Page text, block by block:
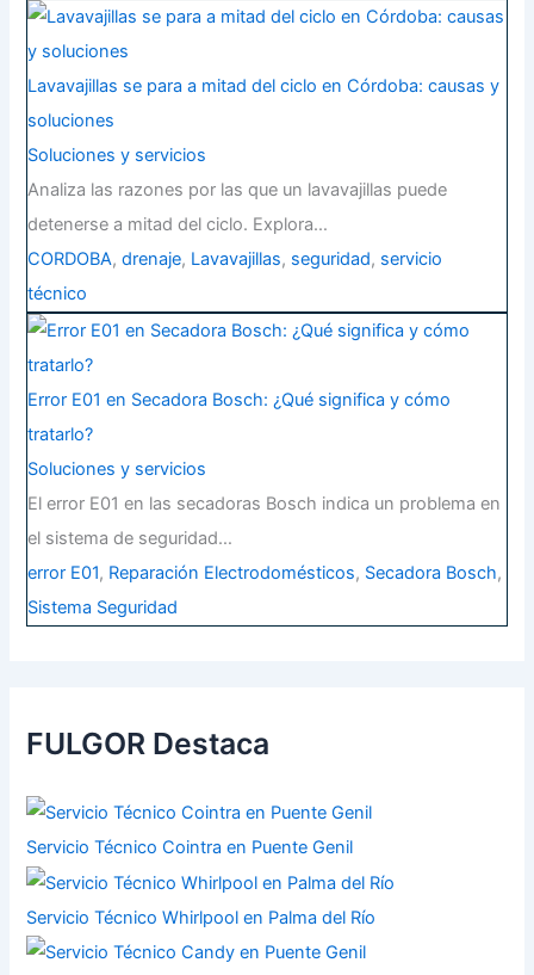
Lavavajillas se para a mitad del ciclo en Córdoba: causas y
soluciones
Soluciones y servicios
Analiza las razones por las que un lavavajillas puede
detenerse a mitad del ciclo. Explora…
CORDOBA,drenaje, Lavavajillas, seguridad, servicio
técnico
Error E01 en Secadora Bosch: ¿Qué significa y cómo
tratarlo?
Soluciones y servicios
El error E01 en las secadoras Bosch indica un problema en
el sistema de seguridad…
error E01, Reparación Electrodomésticos, Secadora Bosch,
Sistema Seguridad
FULGOR Destaca
Servicio Técnico Cointra en Puente Genil
Servicio Técnico Whirlpool en Palma del Río